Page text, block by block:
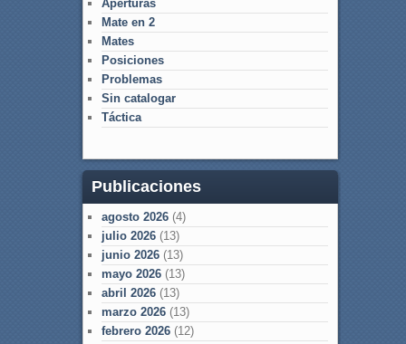
Aperturas
Mate en 2
Mates
Posiciones
Problemas
Sin catalogar
Táctica
Publicaciones
agosto 2026(4)
julio 2026(13)
junio 2026(13)
mayo 2026(13)
abril 2026(13)
marzo 2026(13)
febrero 2026(12)